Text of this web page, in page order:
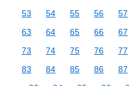
53
54 55 56 57
63
64 65 66 67
73
74 75 76 77
83
84 85 86 87